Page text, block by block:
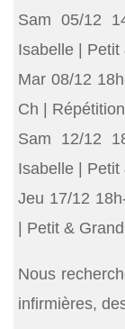
Sam 05/12
Isabelle | Petit
Mar 08/12
Ch | Répétition
Sam 12/12
Isabelle |
Jeu 17/12
| Petit &
Nous
infirmières,